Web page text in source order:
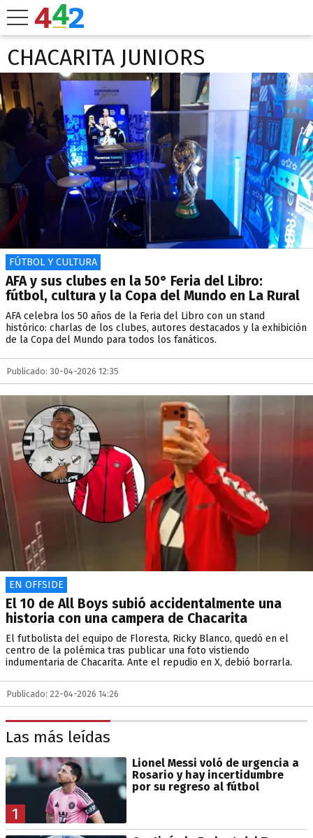
CHACARITA JUNIORS
FÚTBOL Y CULTURA
AFA y sus clubes en la 50° Feria del Libro:
fútbol, cultura y la Copa del Mundo en La Rural
AFA celebra los 50 años de la Feria del Libro con un stand
histórico: charlas de los clubes, autores destacados y la exhibición
de la Copa del Mundo para todos los fanáticos.
Publicado: 30-04-2026 12:35
EN OFFSIDE
El 10 de All Boys subió accidentalmente una
historia con una campera de Chacarita
El futbolista del equipo de Floresta, Ricky Blanco, quedó en el
centro de la polémica tras publicar una foto vistiendo
indumentaria de Chacarita. Ante el repudio en X, debió borrarla.
Publicado: 22-04-2026 14:26
Las más leídas
1
Lionel Messi voló de urgencia a
Rosario y hay incertidumbre
por su regreso al fútbol